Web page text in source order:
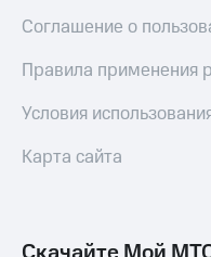
Соглашение о
Правила применения
Условия
Карта сайта